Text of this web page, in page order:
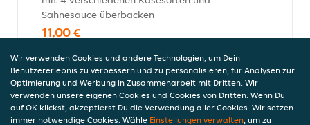
Sahnesauce überbacken
11,00 €
Maccheroni Tonno
mit Thunfisch, Mais und mit Sahnesauce
Wir verwenden Cookies und andere Technologien, um Dein
Benutzererlebnis zu verbessern und zu personalisieren, für Analysen zur
Optimierung und Werbung in Zusammenarbeit mit Dritten. Wir
verwenden unsere eigenen Cookies und Cookies von Dritten. Wenn Du
auf OK klickst, akzeptierst Du die Verwendung aller Cookies. Wir setzen
immer notwendige Cookies. Wähle Einstellungen verwalten, um zu